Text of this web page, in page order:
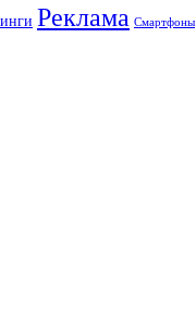
Реклама Смартфоны